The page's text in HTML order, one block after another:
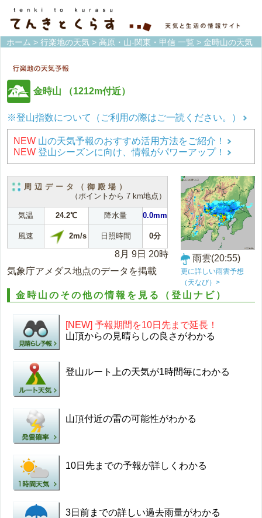
ホーム > 行楽地の天気 > 高原・山-関東・甲信 一覧 > 金時山の天気
金時山 （1212m付近）
※登山指数について（ご利用の際はご一読ください。）
NEW 山の天気予報のおすすめ活用方法をご紹介！
NEW 登山シーズンに向け、情報がパワーアップ！
周辺データ（御殿場）
（ポイントから 7 km地点）
気温 24.2℃ 降水量 0.0mm
風速 2m/s 日照時間 0分
8月 9日 20時
気象庁アメダス地点のデータを掲載
雨雲(20:55)
更に詳しい雨雲予想
（天なび）>
金時山のその他の情報を見る（登山ナビ）
[NEW] 予報期間を10日先まで延長！
山頂からの見晴らしの良さがわかる
登山ルート上の天気が1時間毎にわかる
山頂付近の雷の可能性がわかる
10日先までの予報が詳しくわかる
3日前までの詳しい過去雨量がわかる